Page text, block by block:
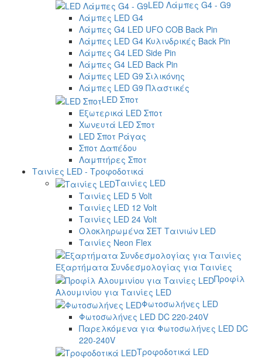
LED Λάμπες G4 - G9
Λάμπες LED G4
Λάμπες G4 LED UFO COB Back Pin
Λάμπες LED G4 Κυλινδρικές Back Pin
Λάμπες G4 LED Side Pin
Λάμπες G4 LED Back Pin
Λάμπες LED G9 Σιλικόνης
Λάμπες LED G9 Πλαστικές
LED Σποτ
Εξωτερικά LED Σποτ
Χωνευτά LED Σποτ
LED Σποτ Ράγας
Σποτ Δαπέδου
Λαμπτήρες Σποτ
Ταινίες LED - Τροφοδοτικά
Ταινίες LED
Ταινίες LED 5 Volt
Ταινίες LED 12 Volt
Ταινίες LED 24 Volt
Ολοκληρωμένα ΣΕΤ Ταινιών LED
Ταινίες Neon Flex
Εξαρτήματα Συνδεσμολογίας για Ταινίες
Προφίλ
Αλουμινίου για Ταινίες LED
Φωτοσωλήνες LED
Φωτοσωλήνες LED DC 220-240V
Παρελκόμενα για Φωτοσωλήνες LED DC
220-240V
Τροφοδοτικά LED